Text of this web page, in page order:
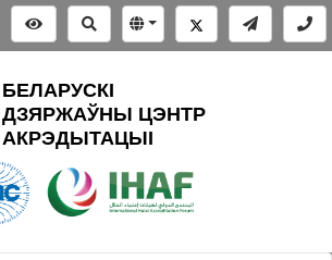
БЕЛАРУСКІ
ДЗЯРЖАЎНЫ ЦЭНТР
АКРЭДЫТАЦЫІ